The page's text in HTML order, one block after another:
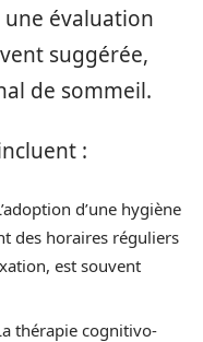
évaluation
suggérée,
de sommeil.
:
d’une hygiène
des horaires réguliers
est souvent
thérapie cognitivo-